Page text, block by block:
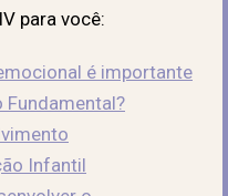
para você:
é importante
Fundamental?
Infantil